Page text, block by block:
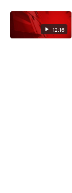
12:16